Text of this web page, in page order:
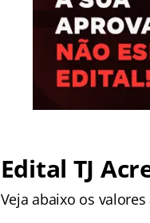
Edital TJ
Veja abaixo os